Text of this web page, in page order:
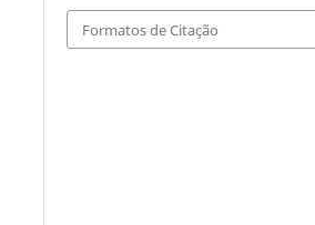
Formatos de Citação